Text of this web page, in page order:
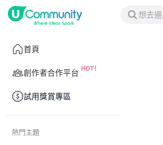
首頁
創作者合作平台
試用獎賞專區
熱門主題